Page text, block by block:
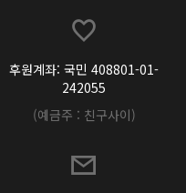
후원계좌: 국민 408801-01-
242055
(예금주 : 친구사이)